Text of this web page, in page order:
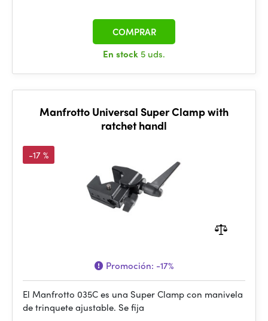
En stock 5 uds.
COMPRAR
Manfrotto Universal Super Clamp with
ratchet handl
-17 %
Promoción: -17%
El Manfrotto 035C es una Super Clamp con manivela
de trinquete ajustable. Se fija